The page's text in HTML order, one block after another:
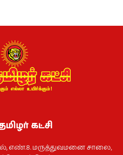
கட்சி
எண்.8. மருத்துவமனை சாலை,